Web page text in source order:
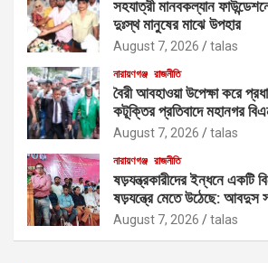
সহযাত্রী মানবকল্যান
দুঃস্থ মানুষের মাঝে উপহার
August 7, 2026 talas
নারায়ণগঞ্জ রাজনীতি
বৈরী আবহাওয়া উপেক্ষা করে
কটূক্তির প্রতিবাদে মহানগর
August 7, 2026 talas
নারায়ণগঞ্জ রাজনীতি
ষড়যন্ত্রকারীদের ইন্ধনে একটি
ষড়যন্ত্রে মেতে উঠেছে: আবদুস
August 7, 2026 talas